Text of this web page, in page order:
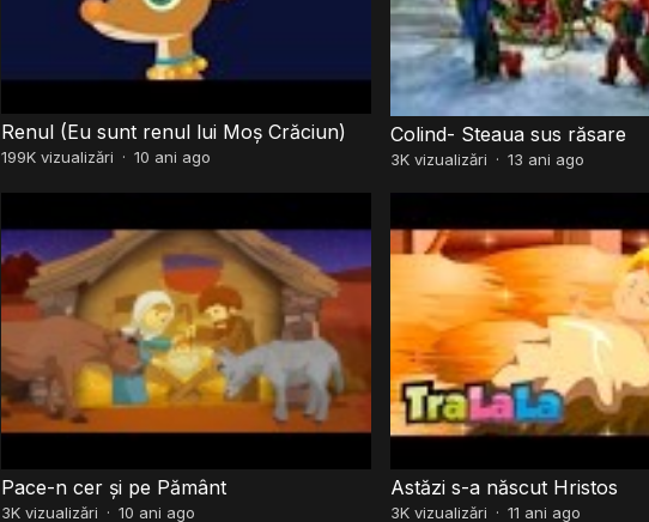
Renul (Eu sunt renul lui Moș Crăciun)
199Kvizualizări · 10 ani ago
Colind- Steaua sus răsare
3Kvizualizări · 13 ani ago
Pace-n cer și pe Pământ
3Kvizualizări · 10 ani ago
Astăzi s-a născut Hristos
3Kvizualizări · 11 ani ago